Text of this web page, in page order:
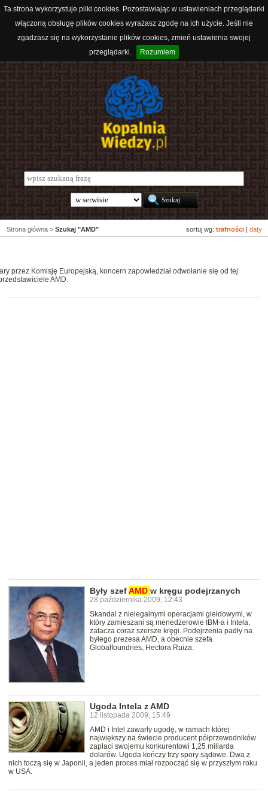
Ta strona wykorzystuje pliki cookies. Pozostawiając w ustawieniach przeglądarki
włączoną obsługę plików cookies wyrażasz zgodę na ich użycie. Jeśli nie
zgadzasz się na wykorzystanie plików cookies, zmień ustawienia swojej
przeglądarki.
Rozumiem
sortuj wg: trafności daty
Strona główna > Szukaj "AMD"
przez Komisję Europejską, koncern zapowiedział odwołanie się od tej
AMD.
Były szefAMD w kręgu podejrzanych
28 października 2009, 12:43
Skandal z nielegalnymi operacjami giełdowymi, w
który zamieszani są menedżerowie IBM-a i Intela,
zatacza coraz szersze kręgi. Podejrzenia padły na
byłego prezesa AMD, a obecnie szefa
Globalfoundries, Hectora Ruiza.
Ugoda Intela z AMD
12 listopada 2009, 15:49
AMD i Intel zawarły ugodę, w ramach której
największy na świecie producent półprzewodników
zapłaci swojemu konkurentowi 1,25 miliarda
dolarów. Ugoda kończy trzy spory sądowe. Dwa z
nich toczą się w Japonii, a jeden proces miał rozpocząć się w przyszłym roku
w USA.